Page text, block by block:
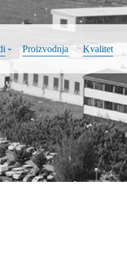
Proizvodnja Kvalitet